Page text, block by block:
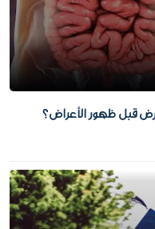
قبل ظهور الأعراض؟